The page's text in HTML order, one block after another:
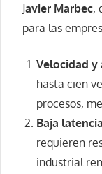
Javier Marbec,
para las
Velocidad y
hasta cien
procesos,
Baja latencia
requieren
industrial